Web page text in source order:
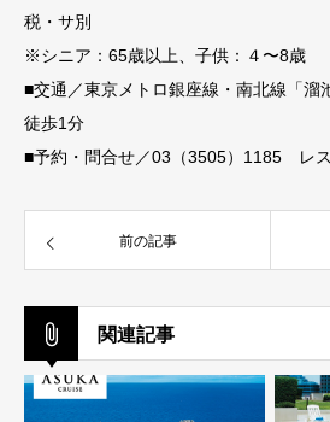
税・サ別
※シニア：65歳以上、子供：４〜8歳
■交通／東京メトロ銀座線・南北線「溜
徒歩1分
■予約・問合せ／03（3505）1185 レ
前の記事
関連記事